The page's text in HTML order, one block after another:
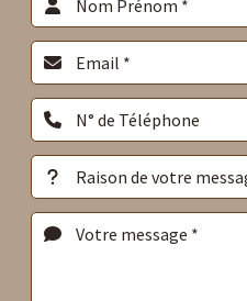
Veuillez laisser ce champ vide.